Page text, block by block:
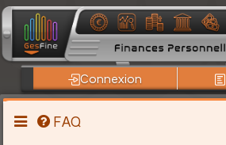
Connexion
FAQ